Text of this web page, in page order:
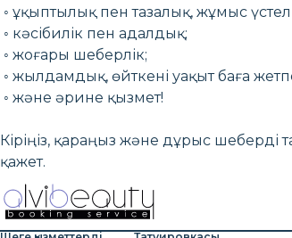
◦ ұқыптылық пен тазалық, жұмыс
◦ кәсібилік пен адалдық;
◦ жоғары шеберлік;
◦ жылдамдық, өйткені уақыт баға
◦ және әрине қызмет!
Кіріңіз, қараңыз және дұрыс шеберді
қажет.